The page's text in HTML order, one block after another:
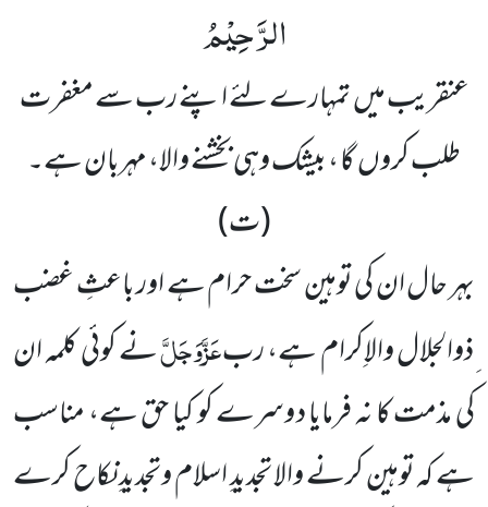
الرَّحِیْمُ
عنقریب میں تمہارے لئے اپنے رب سے مغفرت
طلب کروں گا ، بیشک وہی بخشنے والا، مہربان ہے۔
(ت)
بہر حال ان کی توہین سخت حرام ہے اور باعثِ غضب
ِذوالجلال والاِکرام ہے، ربعَزَّوَجَلَّنے کوئی کلمہ ان
کی مذمت کا نہ فرمایا دوسرے کو کیا حق ہے، مناسب
ہے کہ توہین کرنے والا تجدیدِ اسلام وتجدیدِ نکاح کرے